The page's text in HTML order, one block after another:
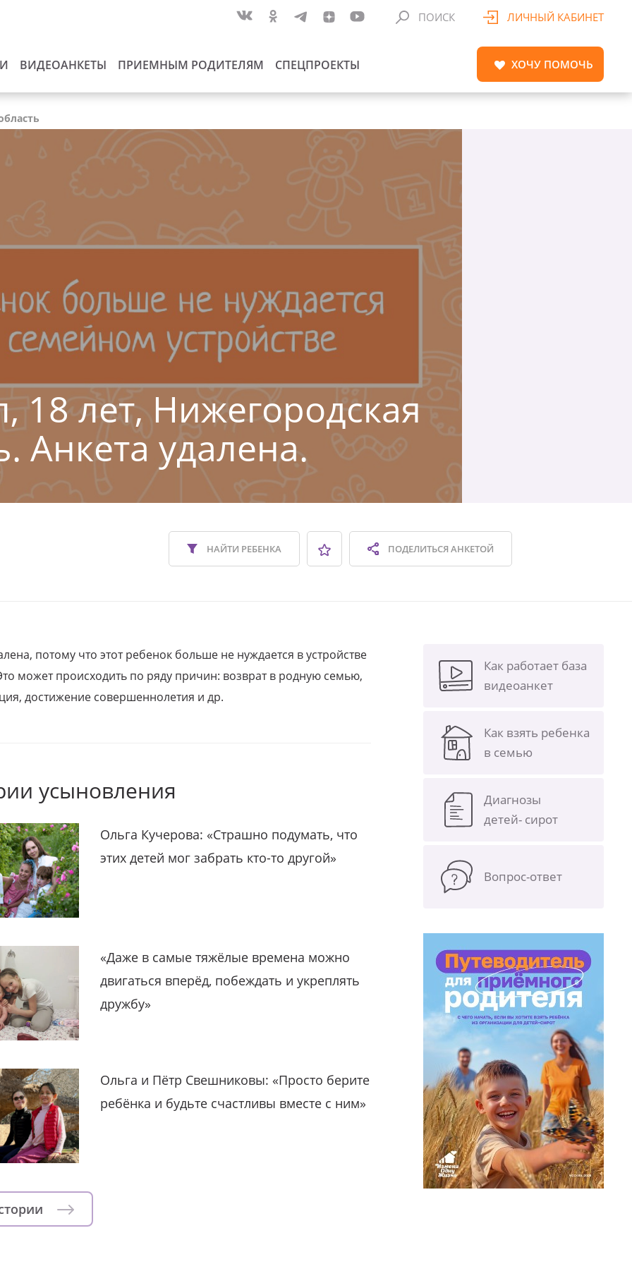
ВИДЕОАНКЕТЫ ПРИЕМНЫМ РОДИТЕЛЯМ СПЕЦПРОЕКТЫ
ПОИСК ЛИЧНЫЙ КАБИНЕТ
ХОЧУ ПОМОЧЬ
18 лет, Нижегородская
Анкета удалена.
ПОДЕЛИТЬСЯАНКЕТОЙ
НАЙТИ РЕБЕНКА
потому что этот ребенок больше не нуждается в устройстве
может происходить по ряду причин: возврат в родную семью,
достижение совершеннолетия и др.
усыновления
Ольга Кучерова: «Страшно подумать, что
этих детей мог забрать кто-то другой»
«Даже в самые тяжёлые времена можно
двигаться вперёд, побеждать и укреплять
дружбу»
Ольга и Пётр Свешниковы: «Просто берите
ребёнка и будьте счастливы вместе с ним»
Как работает база
видеоанкет
Как взять ребенка
в семью
Диагнозы
детей- сирот
Вопрос-ответ